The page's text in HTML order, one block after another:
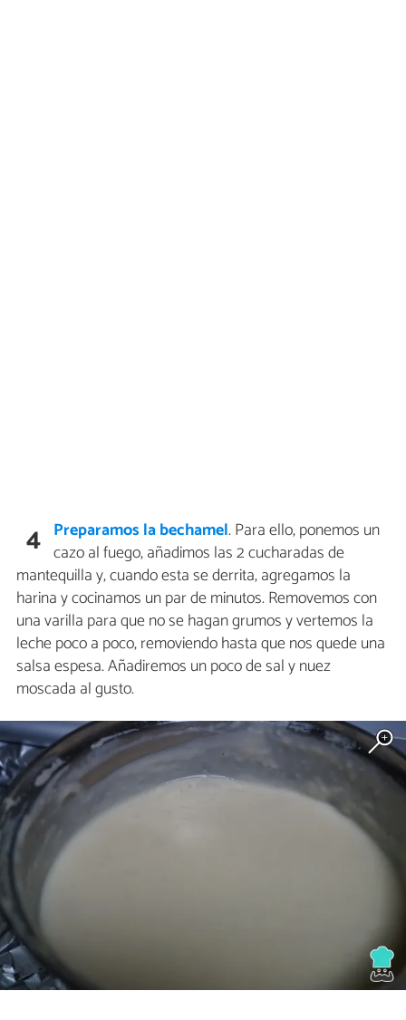
4 Preparamos la bechamel. Para ello, ponemos un
cazo al fuego, añadimos las 2 cucharadas de
mantequilla y, cuando esta se derrita, agregamos la
harina y cocinamos un par de minutos. Removemos con
una varilla para que no se hagan grumos y vertemos la
leche poco a poco, removiendo hasta que nos quede una
salsa espesa. Añadiremos un poco de sal y nuez
moscada al gusto.